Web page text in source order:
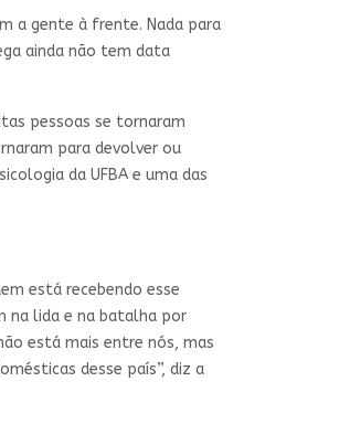
a gente à frente. Nada para
ainda não tem data
pessoas se tornaram
para devolver ou
da UFBA e uma das
está recebendo esse
na lida e na batalha por
está mais entre nós, mas
desse país”, diz a